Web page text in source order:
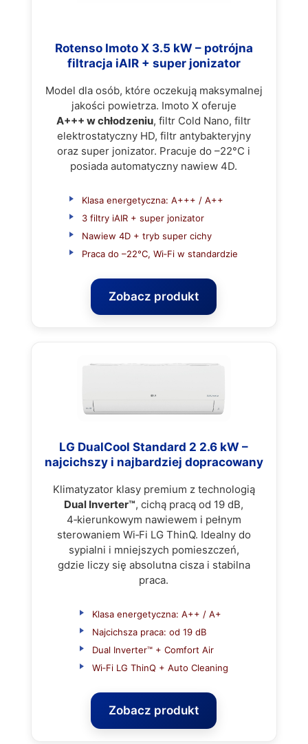
Rotenso Imoto X 3.5 kW – potrójna
filtracja iAIR + super jonizator
Model dla osób, które oczekują maksymalnej
jakości powietrza. Imoto X oferuje
A+++ w chłodzeniu, filtr Cold Nano, filtr
elektrostatyczny HD, filtr antybakteryjny
oraz super jonizator. Pracuje do –22°C i
posiada automatyczny nawiew 4D.
Klasa energetyczna: A+++ / A++
3 filtry iAIR + super jonizator
Nawiew 4D + tryb super cichy
Praca do –22°C, Wi‑Fi w standardzie
Zobacz produkt
LG DualCool Standard 2 2.6 kW –
najcichszy i najbardziej dopracowany
Klimatyzator klasy premium z technologią
Dual Inverter™, cichą pracą od 19 dB,
4‑kierunkowym nawiewem i pełnym
sterowaniem Wi‑Fi LG ThinQ. Idealny do
sypialni i mniejszych pomieszczeń,
gdzie liczy się absolutna cisza i stabilna
praca.
Klasa energetyczna: A++ / A+
Najcichsza praca: od 19 dB
Dual Inverter™ + Comfort Air
Wi‑Fi LG ThinQ + Auto Cleaning
Zobacz produkt